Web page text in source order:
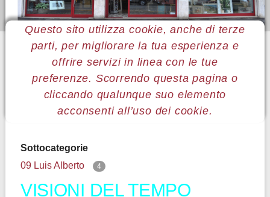
Questo sito utilizza cookie, anche di terze
parti, per migliorare la tua esperienza e
offrire servizi in linea con le tue
preferenze. Scorrendo questa pagina o
cliccando qualunque suo elemento
acconsenti all’uso dei cookie.
Sei qui: Home Le mostre Mostre 2009
Non ci sono articoli in questa categoria. Se si visualizzano le
sottocategorie, dovrebbero contenere degli articoli.
Sottocategorie
09 Luis Alberto
4
VISIONI DEL TEMPO